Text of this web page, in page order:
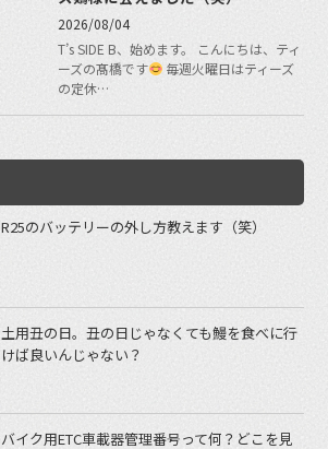
2026/08/04
T’s SIDE B、始めます。 こんにちは、ティ
ーズの髙橋です
毎週火曜日はティーズ
の定休…
R25のバッテリーの外し方教えます（笑）
土用丑の日。丑の日じゃなくても鰻を食べに行
けば良いんじゃない？
バイク用ETC車載器管理番号って何？どこを見